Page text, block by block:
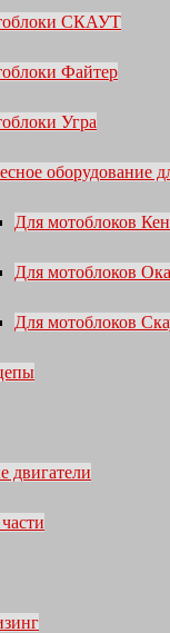
СКАУТ
Файтер
Угра
оборудование
Для мотоблоков
Для мотоблоков
Для мотоблоков
двигатели